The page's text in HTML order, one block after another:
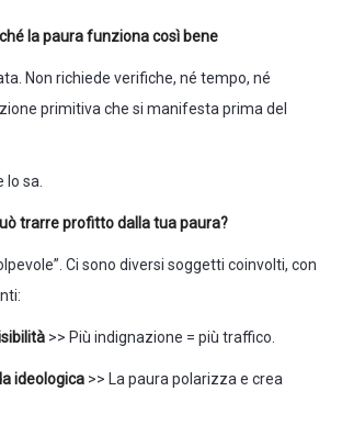
la paura funziona così bene
Non richiede verifiche, né tempo, né
primitiva che si manifesta prima del
lo sa.
trarre profitto dalla tua paura?
Ci sono diversi soggetti coinvolti, con
>> Più indignazione = più traffico.
ideologica >> La paura polarizza e crea